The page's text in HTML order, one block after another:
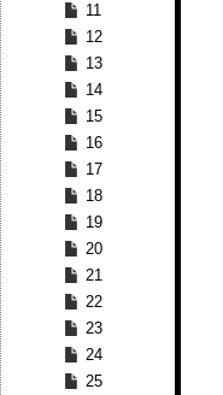
11
12
13
14
15
16
17
18
19
20
21
22
23
24
25